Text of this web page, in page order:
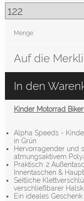
Menge:
Auf die
In den
Kinder Motorrad
Alpha Speeds -
in Grün
Hervorragender und
atmungsaktivem
Praktisch: 2
Innentaschen &
Seitliche
verschließbarer
Ein ideales